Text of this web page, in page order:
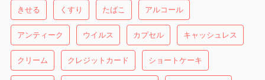
きせる くすり たばこ アルコール
アンティーク ウイルス カプセル キャッシュレス
クリーム クレジットカード ショートケーキ